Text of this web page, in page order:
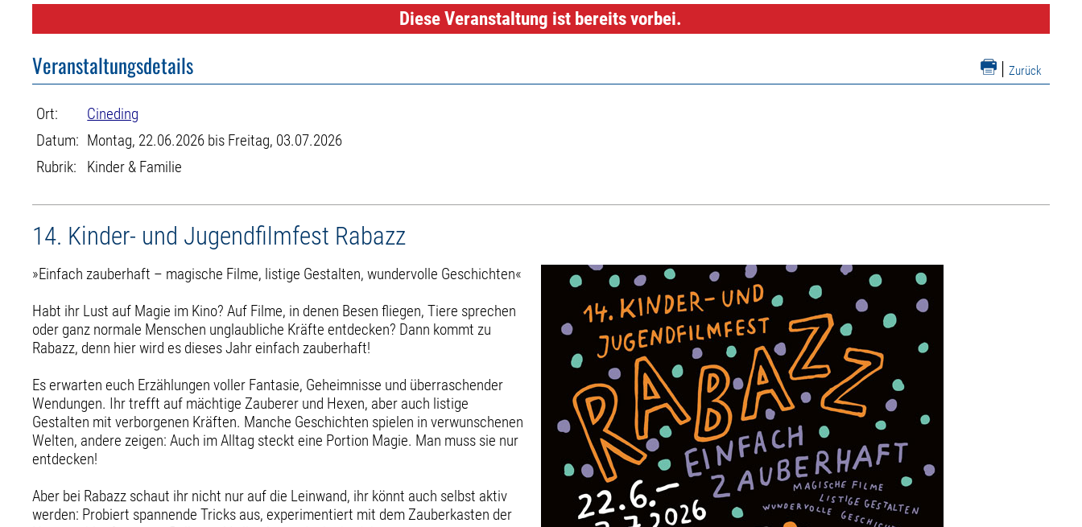
Diese Veranstaltung ist bereits vorbei.
| Zurück
Veranstaltungsdetails
Ort:
Cineding
Datum: Montag, 22.06.2026 bis Freitag, 03.07.2026
Rubrik:
Kinder & Familie
14. Kinder- und Jugendfilmfest Rabazz
»Einfach zauberhaft – magische Filme, listige Gestalten, wundervolle Geschichten«
Habt ihr Lust auf Magie im Kino? Auf Filme, in denen Besen fliegen, Tiere sprechen
oder ganz normale Menschen unglaubliche Kräfte entdecken? Dann kommt zu
Rabazz, denn hier wird es dieses Jahr einfach zauberhaft!
Es erwarten euch Erzählungen voller Fantasie, Geheimnisse und überraschender
Wendungen. Ihr trefft auf mächtige Zauberer und Hexen, aber auch listige
Gestalten mit verborgenen Kräften. Manche Geschichten spielen in verwunschenen
Welten, andere zeigen: Auch im Alltag steckt eine Portion Magie. Man muss sie nur
entdecken!
Aber bei Rabazz schaut ihr nicht nur auf die Leinwand, ihr könnt auch selbst aktiv
werden: Probiert spannende Tricks aus, experimentiert mit dem Zauberkasten der